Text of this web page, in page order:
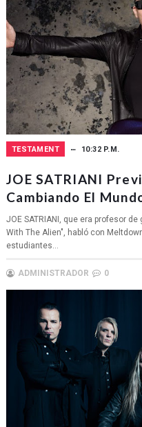
TESTAMENT 10:32 P.M.
JOE SATRIANI
Cambiando El
JOE SATRIANI, que era profesor
With The Alien", habló con
estudiantes...
ADMINISTRADOR 0